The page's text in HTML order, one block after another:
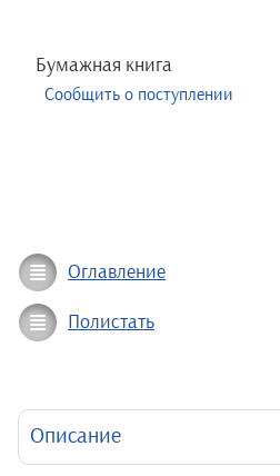
Бумажная книга
Сообщить о поступлении
Оглавление
Полистать
Описание